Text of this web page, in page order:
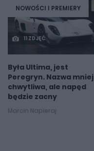
NOWOŚCI I PREMIERY
11 ZDJĘĆ
Była Ultima, jest
Peregryn. Nazwa mniej
chwytliwa, ale napęd
będzie zacny
Marcin Napieraj